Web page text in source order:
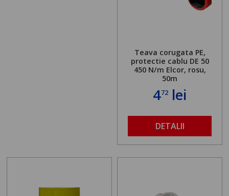
Teava corugata PE,
protectie cablu DE 50
450 N/m Elcor, rosu,
50m
472 lei
DETALII